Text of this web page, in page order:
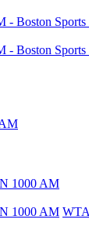
- Boston Sports
- Boston Sports
1000 AM
1000 AM